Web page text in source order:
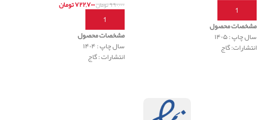
افزودن به سبد خرید
مشخصات محصول
سال چاپ : ۱۴۰۵
انتشارات: گاج
۹۹۰,۰۰۰تومان۷۲۲,۷۰۰تومان
افزودن به سبد خرید
مشخصات محصول
سال چاپ : ۱۴۰۴
انتشارات : گاج